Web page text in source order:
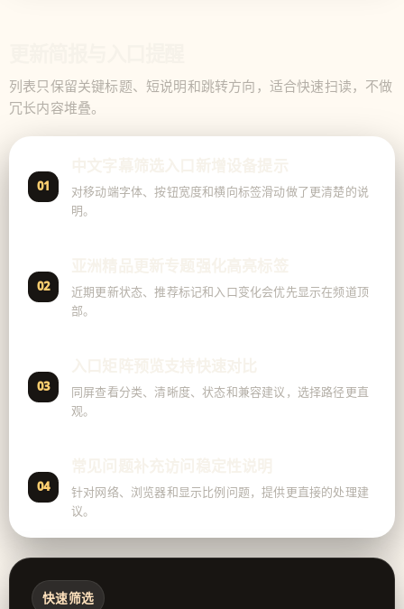
列表只保留关键标题、短说明和跳转方向，适合快速扫读，不做
冗长内容堆叠。
01
对移动端字体、按钮宽度和横向标签滑动做了更清楚的说
明。
02
近期更新状态、推荐标记和入口变化会优先显示在频道顶
部。
03
同屏查看分类、清晰度、状态和兼容建议，选择路径更直
观。
04
针对网络、浏览器和显示比例问题，提供更直接的处理建
议。
快速筛选